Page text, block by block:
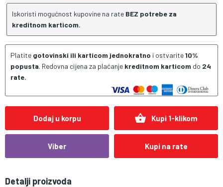
Iskoristi mogućnost kupovine na rate BEZ potrebe za
kreditnom karticom.
Platite gotovinski ili karticom jednokratno i ostvarite10%
popusta. Redovna cijena za plaćanje kreditnom karticom do 24
rate.
Dodaj u korpu shopping_basket Kupi 1-klikom
Viber Kupi na rate
Detalji proizvoda